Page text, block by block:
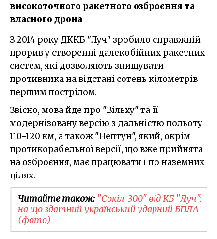
високоточного ракетного озброєння та
власного дрона
З 2014 року ДККБ "Луч" зробило справжній
прорив у створенні далекобійних ракетних
систем, які дозволяють знищувати
противника на відстані сотень кілометрів
першим пострілом.
Звісно, мова йде про "Вільху" та її
модернізовану версію з дальністю польоту
110-120 км, а також "Нептун", який, окрім
протикорабельної версії, що вже прийнята
на озброєння, має працювати і по наземних
цілях.
Читайте також: ​"Сокіл-300" від КБ "Луч":
на що здатний український ударний БПЛА
(фото)